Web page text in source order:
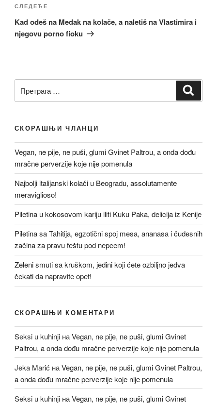
Следећи
чланак
СЛЕДЕЋЕ
Kad odeš na Medak na kolače, a naletiš na Vlastimira i
njegovu porno fioku
за:
СКОРАШЊИ ЧЛАНЦИ
Vegan, ne pije, ne puši, glumi Gvinet Paltrou, a onda dođu
mračne perverzije koje nije pomenula
Najbolji italijanski kolači u Beogradu, assolutamente
meraviglioso!
Piletina u kokosovom kariju iliti Kuku Paka, delicija iz Kenije
Piletina sa Tahitija, egzotični spoj mesa, ananasa i čudesnih
začina za pravu feštu pod nepcem!
Zeleni smuti sa kruškom, jedini koji ćete ozbiljno jedva
čekati da napravite opet!
СКОРАШЊИ КОМЕНТАРИ
Seksi u kuhinji наVegan, ne pije, ne puši, glumi Gvinet
Paltrou, a onda dođu mračne perverzije koje nije pomenula
Jeka Marić наVegan, ne pije, ne puši, glumi Gvinet Paltrou,
a onda dođu mračne perverzije koje nije pomenula
Seksi u kuhinji наVegan, ne pije, ne puši, glumi Gvinet